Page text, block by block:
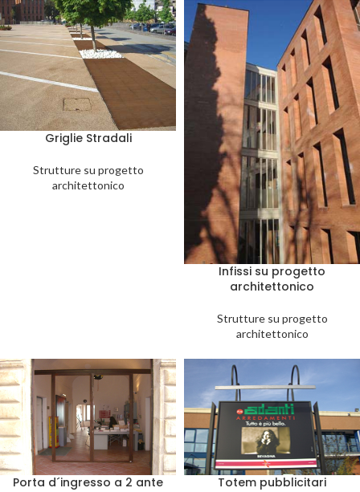
Griglie Stradali
Strutture su progetto
architettonico
Infissi su progetto
architettonico
Strutture su progetto
architettonico
Porta d´ingresso a 2 ante Totem pubblicitari